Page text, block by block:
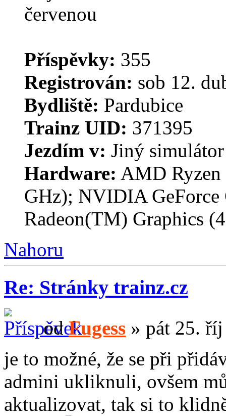
Příspěvky: 355
Registrován: sob 12.
Bydliště: Pardubice
Trainz UID: 371395
Jezdím v: Jiný simulátor
Hardware: AMD Ryzen
GHz); NVIDIA
Radeon(TM) Graphics
Nahoru
Re: Stránky trainz.cz
odFugess » pát 25.
je to možné, že se při
admini ukliknuli, ovšem
aktualizovat, tak si to